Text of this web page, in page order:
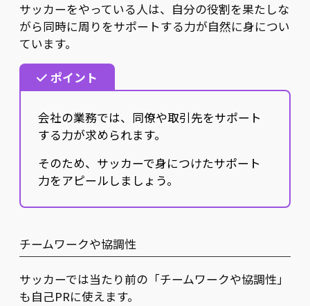
サッカーをやっている人は、自分の役割を果たしな
がら同時に周りをサポートする力が自然に身につい
ています。
ポイント
会社の業務では、同僚や取引先をサポート
する力が求められます。
そのため、サッカーで身につけたサポート
力をアピールしましょう。
チームワークや協調性
サッカーでは当たり前の「チームワークや協調性」
も自己PRに使えます。